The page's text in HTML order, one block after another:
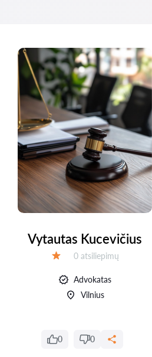
Vytautas Kucevičius
Atsiliepimų:
0 atsiliepimų
Advokatas
Vilnius
0 0